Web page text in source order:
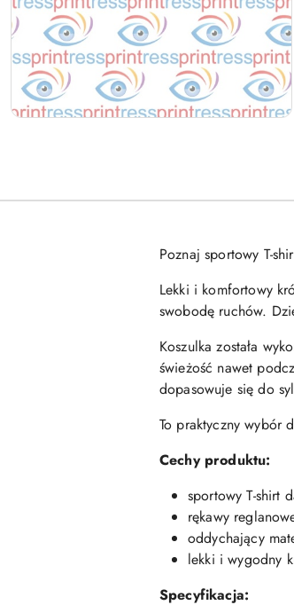
Poznaj sportowy T-
Lekki i komfortowy
swobodę ruchów.
Koszulka została
świeżość nawet
dopasowuje się do
To praktyczny wybór
Cechy produktu:
sportowy T-shirt
rękawy
oddychający
lekki i wygodny
Specyfikacja: